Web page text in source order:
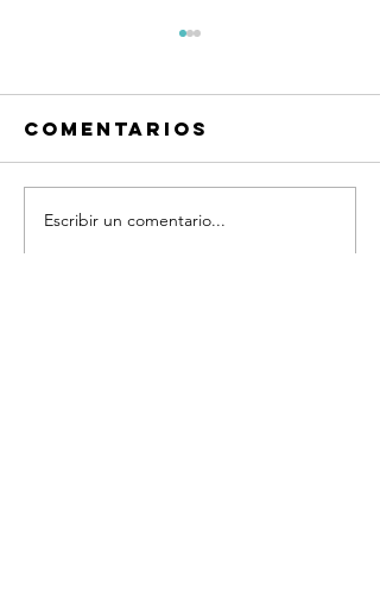
VICTORIA
Comentarios
Escribir un comentario...